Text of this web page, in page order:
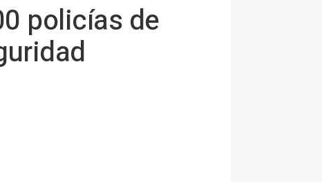
policías de